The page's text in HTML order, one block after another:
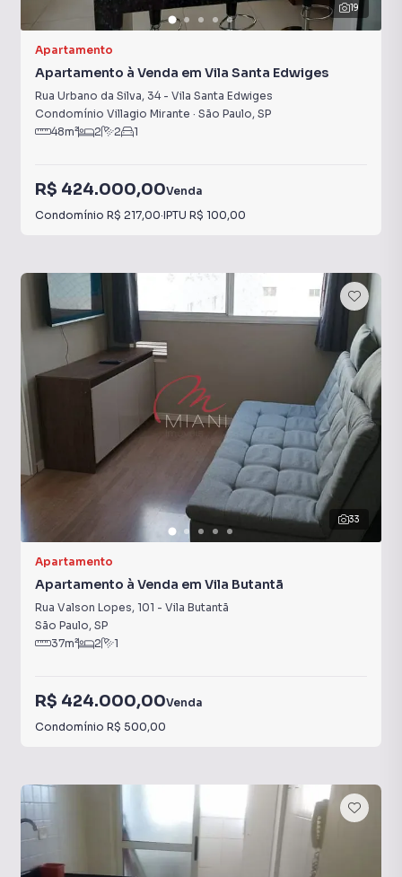
19
Apartamento
Apartamento à Venda em Vila Santa Edwiges
Rua Urbano da Silva, 34- Vila Santa Edwiges
Condomínio Villagio Mirante · São Paulo, SP
48m² 2 2 1
R$ 424.000,00Venda
Condomínio R$ 217,00·IPTU R$ 100,00
33
Apartamento
Apartamento à Venda em Vila Butantã
Rua Valson Lopes, 101 - Vila Butantã
São Paulo, SP
37m² 2 1
R$ 424.000,00Venda
Condomínio R$ 500,00